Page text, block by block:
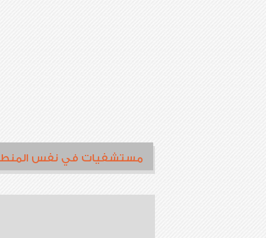
مستشفيات في نفس